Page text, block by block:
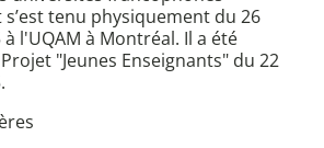
tenu physiquement du 26
l'UQAM à Montréal. Il a été
"Jeunes Enseignants" du 22